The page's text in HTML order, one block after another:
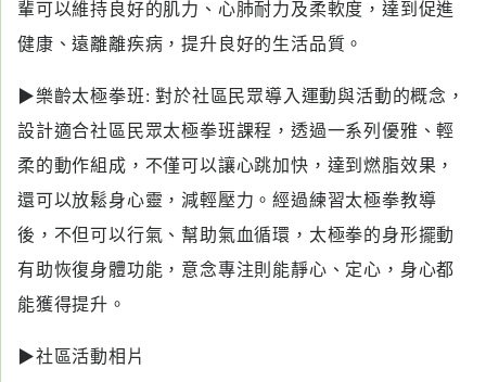
輩可以維持良好的肌力、心肺耐力及柔軟度，達到促進
健康、遠離離疾病，提升良好的生活品質。
▶樂齡太極拳班: 對於社區民眾導入運動與活動的概念，
設計適合社區民眾太極拳班課程，透過一系列優雅、輕
柔的動作組成，不僅可以讓心跳加快，達到燃脂效果，
還可以放鬆身心靈，減輕壓力。經過練習太極拳教導
後，不但可以行氣、幫助氣血循環，太極拳的身形擺動
有助恢復身體功能，意念專注則能靜心、定心，身心都
能獲得提升。
▶社區活動相片